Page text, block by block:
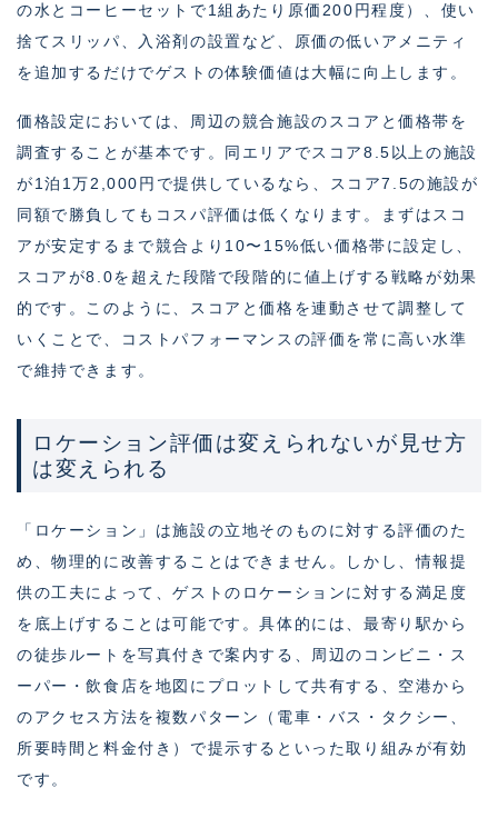
の水とコーヒーセットで1組あたり原価200円程度）、使い
捨てスリッパ、入浴剤の設置など、原価の低いアメニティ
を追加するだけでゲストの体験価値は大幅に向上します。
価格設定においては、周辺の競合施設のスコアと価格帯を
調査することが基本です。同エリアでスコア8.5以上の施設
が1泊1万2,000円で提供しているなら、スコア7.5の施設が
同額で勝負してもコスパ評価は低くなります。まずはスコ
アが安定するまで競合より10〜15%低い価格帯に設定し、
スコアが8.0を超えた段階で段階的に値上げする戦略が効果
的です。このように、スコアと価格を連動させて調整して
いくことで、コストパフォーマンスの評価を常に高い水準
で維持できます。
ロケーション評価は変えられないが見せ方
は変えられる
「ロケーション」は施設の立地そのものに対する評価のた
め、物理的に改善することはできません。しかし、情報提
供の工夫によって、ゲストのロケーションに対する満足度
を底上げすることは可能です。具体的には、最寄り駅から
の徒歩ルートを写真付きで案内する、周辺のコンビニ・ス
ーパー・飲食店を地図にプロットして共有する、空港から
のアクセス方法を複数パターン（電車・バス・タクシー、
所要時間と料金付き）で提示するといった取り組みが有効
です。